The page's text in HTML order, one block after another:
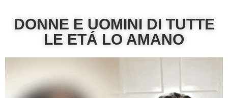
DONNE E UOMINI DI TUTTE
LE ETÁ LO AMANO